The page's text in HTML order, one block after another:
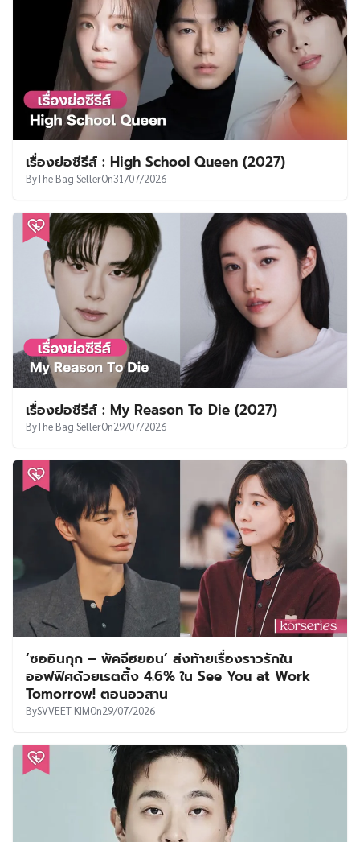
เรื่องย่อซีรีส์ : High School Queen (2027)
ByThe Bag SellerOn31/07/2026
เรื่องย่อซีรีส์ : My Reason To Die (2027)
ByThe Bag SellerOn29/07/2026
‘ซออินกุก – พัคจีฮยอน’ ส่งท้ายเรื่องราวรักใน
ออฟฟิศด้วยเรตติ้ง 4.6% ใน See You at Work
Tomorrow! ตอนอวสาน
BySVVEET KIMOn29/07/2026